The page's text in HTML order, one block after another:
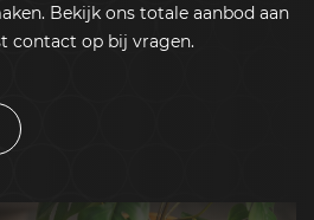
Bekijk ons totale aanbod aan
contact op bij vragen.